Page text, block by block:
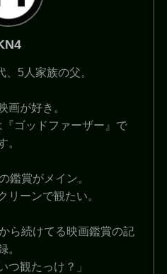
5人家族の父。
画が好き。
ゴッドファーザー』で
。
鑑賞がメイン。
リーンで観たい。
ら続けてる映画鑑賞の記
。
つ観たっけ？」